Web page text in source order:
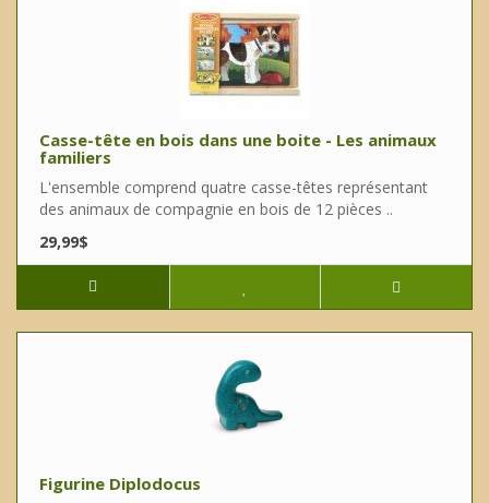
Casse-tête en bois dans une boite - Les animaux
familiers
L'ensemble comprend quatre casse-têtes représentant
des animaux de compagnie en bois de 12 pièces ..
29,99$
Figurine Diplodocus